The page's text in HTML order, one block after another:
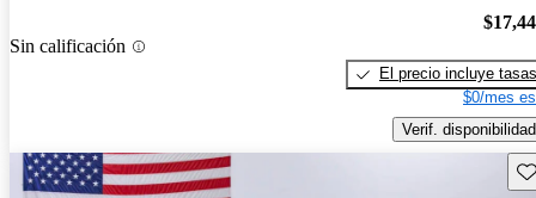
Sin calificación
El precio incluye tasas
$0/mes
Verif. disponibilidad